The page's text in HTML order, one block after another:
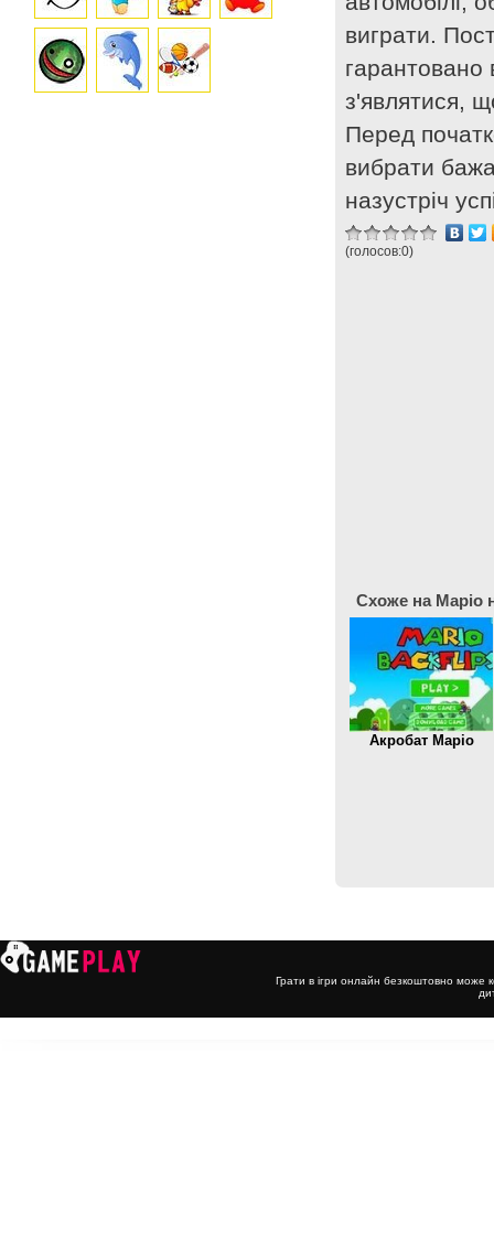
виграти.
гарантовано
з'являтися,
Перед
вибрати
назустріч
(голосов:0)
Схоже на Маріо
Акробат Маріо
Грати в ігри онлайн безкоштовно може